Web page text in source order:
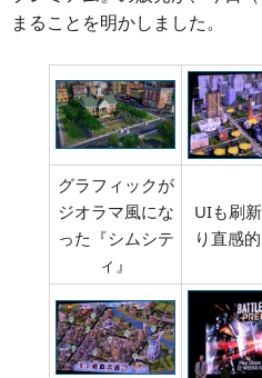
まることを明かしました。
グラフィックが
ジオラマ風にな
った『シムシテ
ィ』
UIも刷
り直感